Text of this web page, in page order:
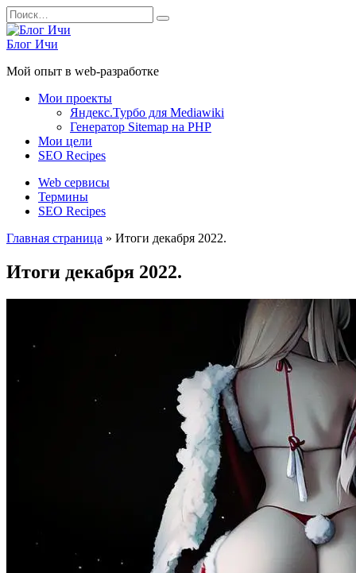
Перейти
к
содержанию
Search
for:
Блог Ичи
Мой опыт в web-разработке
Мои проекты
Яндекс.Турбо для Mediawiki
Генератор Sitemap на PHP
Мои цели
SEO Recipes
Web сервисы
Термины
SEO Recipes
Главная страница » Итоги декабря 2022.
Итоги декабря 2022.